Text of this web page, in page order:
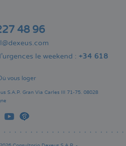
48 96
le weekend : +34 618
vous loger
S.A.P. Gran Via Carles III 71-75. 08028